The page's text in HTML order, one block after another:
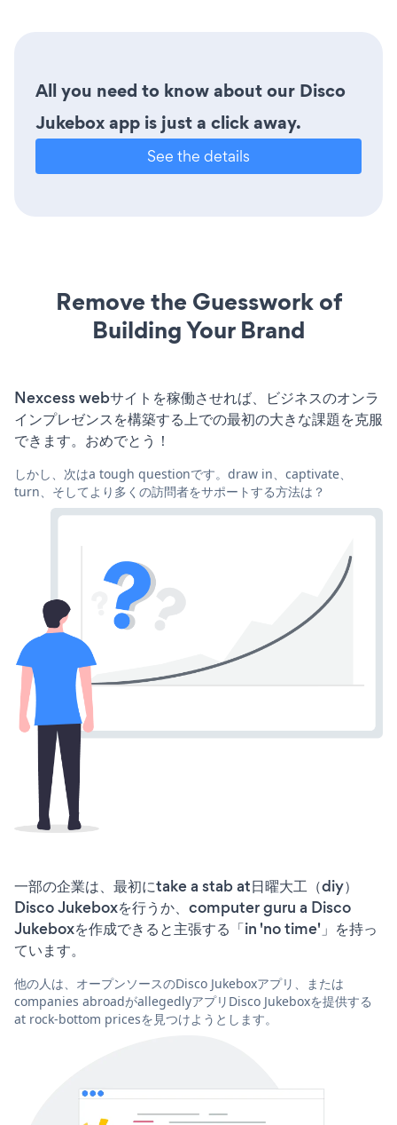
All you need to know about our Disco
Jukebox app is just a click away.
See the details
Remove the Guesswork of
Building Your Brand
Nexcess webサイトを稼働させれば、ビジネスのオンラ
インプレゼンスを構築する上での最初の大きな課題を克服
できます。おめでとう！
しかし、次はa tough questionです。draw in、captivate、
turn、そしてより多くの訪問者をサポートする方法は？
一部の企業は、最初にtake a stab at日曜大工（diy）
Disco Jukeboxを行うか、computer guru a Disco
Jukeboxを作成できると主張する「in 'no time'」を持っ
ています。
他の人は、オープンソースのDisco Jukeboxアプリ、または
companies abroadがallegedlyアプリDisco Jukeboxを提供する
at rock-bottom pricesを見つけようとします。